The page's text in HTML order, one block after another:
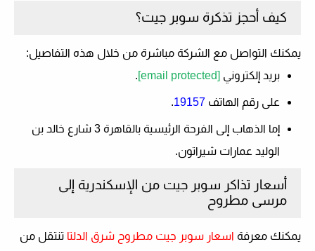
كيف أحجز تذكرة سوبر جيت؟
يمكنك التواصل مع الشركة مباشرة من خلال هذه التفاصيل:
بريد إلكتروني [email protected]
.
على رقم الهاتف 19157
.
إما الذهاب إلى الفرحة الرئيسية بالقاهرة 3 شارع خالد بن
الوليد عمارات شيراتون.
أسعار تذاكر سوبر جيت من الإسكندرية إلى
مرسى مطروح
يمكنك معرفة اسعار سوبر جيت مطروح شرق الدلتا تنتقل من